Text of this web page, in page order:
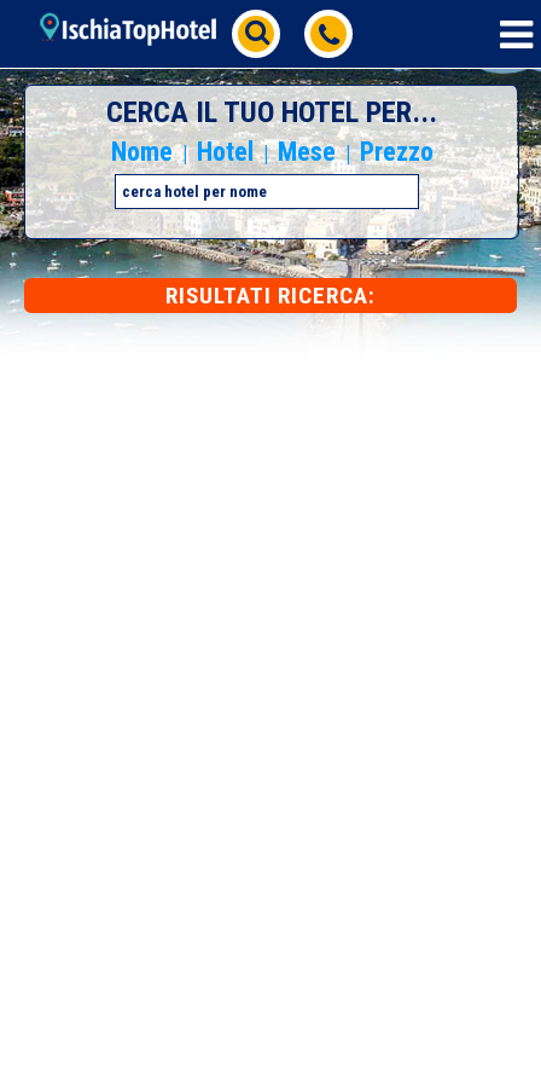
CERCA IL TUO HOTEL PER...
Nome | Hotel | Mese | Prezzo
RISULTATI RICERCA: